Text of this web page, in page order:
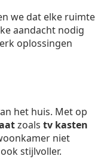
we dat elke ruimte
aandacht nodig
oplossingen
het huis. Met op
zoals tv kasten
niet
stijlvoller.